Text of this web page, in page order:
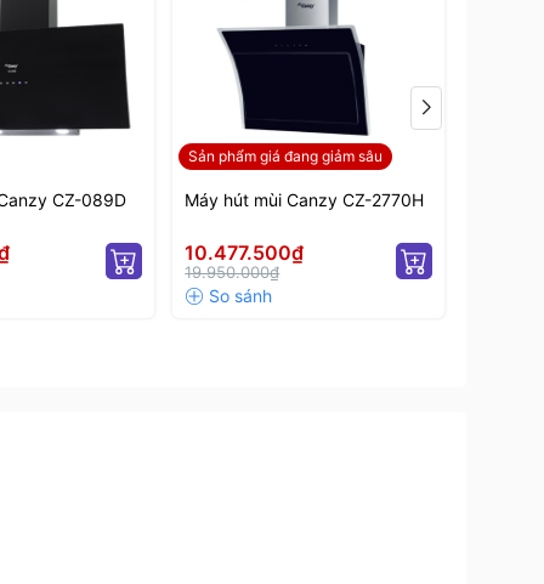
CZ-089D
Sản phẩm giá đang giảm sâu
Máy hút mùi Canzy CZ-2770H
10.477.500₫
19.950.000₫